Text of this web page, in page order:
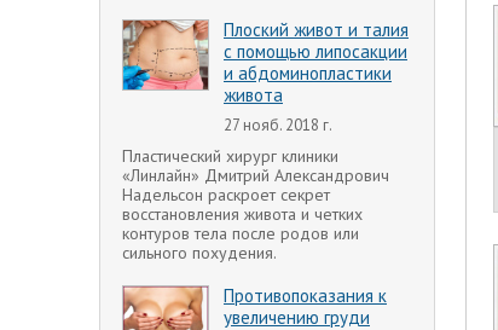
Плоский живот и талия
с помощью липосакции
и абдоминопластики
живота
27 нояб. 2018 г.
Пластический хирург клиники
«Линлайн» Дмитрий Александрович
Надельсон раскроет секрет
восстановления живота и четких
контуров тела после родов или
сильного похудения.
Противопоказания к
увеличению груди